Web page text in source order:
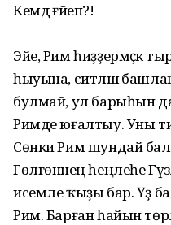
Кемдә ғәйеп?!
Эйе, Рим һиҙҙермәҫкә
һыуына, ситләшә
булмай, ул барыһын
Римде юғалтыу. Уны
Сөнки Рим шундай
Гөлгөнәнең һеңлеһе
исемле ҡыҙы бар. Үҙ
Рим. Барған һайын